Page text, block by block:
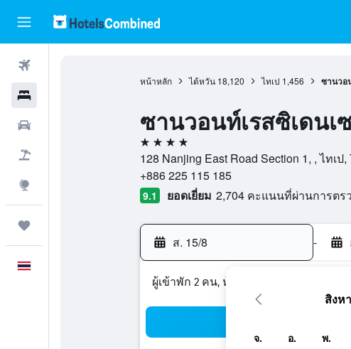
หน้าหลัก ไต้หวัน 18,120 ไทเป 1,456 ซานวอ
ซานวอนท์เรสซิเดนเ
4 ดาว
128 Nanjing East Road Section 1, , ไทเป
+886 225 115 185
9.1 ยอดเยี่ยม 2,704 คะแนนที่ผ่านการตร
ส. 15/8 -
ผู้เข้าพัก 2 คน, ห้องพัก 1 ห้อง
สิงห
จ. อ. พ.